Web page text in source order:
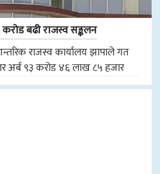
करोड बढी राजस्व सङ्कलन
राजस्व कार्यालय झापाले गत
अर्ब ९३ करोड ४६ लाख ८५ हजार